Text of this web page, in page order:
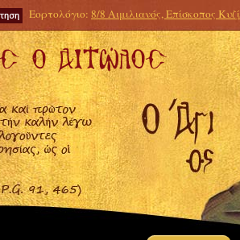
Εορτολόγιο: 8/8 Αιμιλιανός, Επίσκοπος